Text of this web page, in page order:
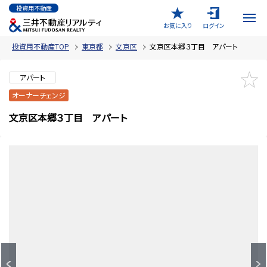
投資用不動産
お気に入り
ログイン
投資用不動産TOP 東京都 文京区 文京区本郷３丁目 アパート
アパート
オーナーチェンジ
文京区本郷３丁目 アパート